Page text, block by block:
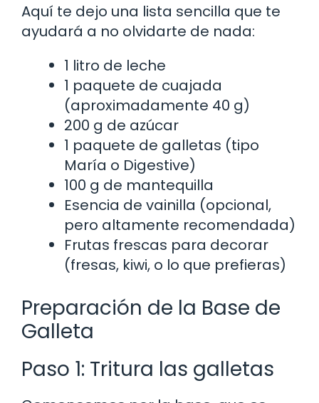
Aquí te dejo una lista sencilla que te
ayudará a no olvidarte de nada:
1 litro de leche
1 paquete de cuajada
(aproximadamente 40 g)
200 g de azúcar
1 paquete de galletas (tipo
María o Digestive)
100 g de mantequilla
Esencia de vainilla (opcional,
pero altamente recomendada)
Frutas frescas para decorar
(fresas, kiwi, o lo que prefieras)
Preparación de la Base de
Galleta
Paso 1: Tritura las galletas